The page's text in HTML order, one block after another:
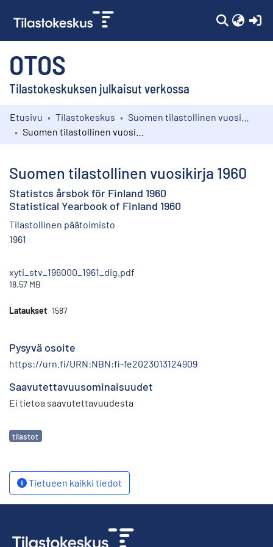
OTOS
Tilastokeskuksen julkaisut verkossa
Kokoelmat
Etusivu Tilastokeskus
Suomen tilastollinen vuosikirja 1960
Statistcs årsbok för Finland 1960
Statistical Yearbook of Finland 1960
Tilastollinen päätoimisto
1961
xyti_stv_196000_1961_dig.pdf
18.57 MB
Lataukset 1587
Pysyvä osoite
https://urn.fi/URN:NBN:fi-fe2023013124909
Saavutettavuusominaisuudet
Ei tietoa saavutettavuudesta
Avainsanat
tilastot
Tietueen kaikki tiedot